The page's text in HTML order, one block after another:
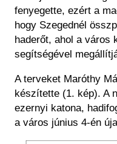
fenyegette, ezért a
hogy Szegednél
haderőt, ahol a város
segítségével
A terveket Maróthy
készítette (1. kép). A
ezernyi katona,
a város június 4-én